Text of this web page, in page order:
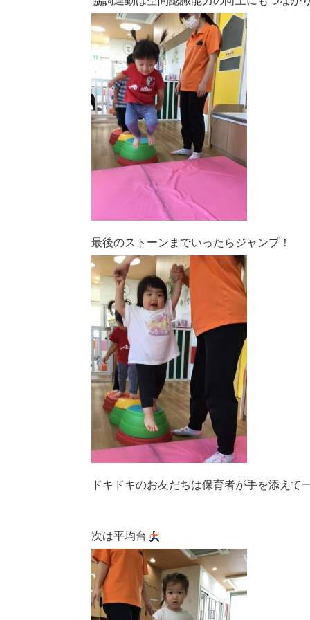
最後のストーンまでいったらジャンプ！
ドキドキのお友だちは保育者が手を添えて
次は平均台